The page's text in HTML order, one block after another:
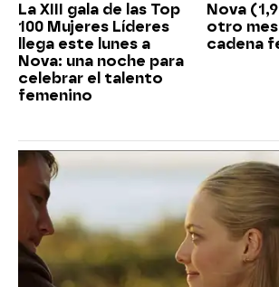
La XIII gala de las Top
100 Mujeres Líderes
llega este lunes a
Nova: una noche para
celebrar el talento
femenino
Nova
otro
cadena